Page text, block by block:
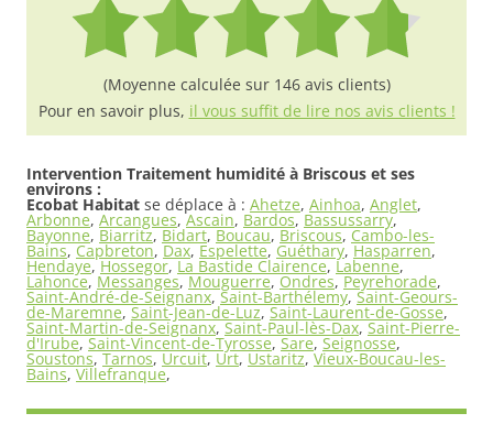
(Moyenne calculée sur 146 avis clients)
Pour en savoir plus, il vous suffit de lire nos avis clients !
Intervention Traitement humidité à Briscous et ses
environs :
Ecobat Habitat se déplace à : Ahetze, Ainhoa, Anglet,
Arbonne, Arcangues, Ascain, Bardos, Bassussarry,
Bayonne, Biarritz, Bidart, Boucau, Briscous, Cambo-les-
Bains, Capbreton, Dax, Espelette, Guéthary, Hasparren,
Hendaye, Hossegor, La Bastide Clairence, Labenne,
Lahonce, Messanges, Mouguerre, Ondres, Peyrehorade,
Saint-André-de-Seignanx, Saint-Barthélemy, Saint-Geours-
de-Maremne, Saint-Jean-de-Luz, Saint-Laurent-de-Gosse,
Saint-Martin-de-Seignanx, Saint-Paul-lès-Dax, Saint-Pierre-
d'Irube, Saint-Vincent-de-Tyrosse, Sare, Seignosse,
Soustons, Tarnos, Urcuit, Urt, Ustaritz, Vieux-Boucau-les-
Bains, Villefranque,